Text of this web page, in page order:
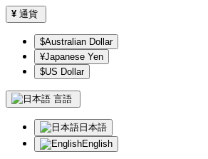
¥ 通貨
$Australian Dollar
¥Japanese Yen
$US Dollar
言語
日本語
English